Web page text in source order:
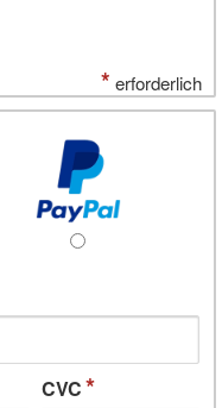
* erforderlich
CVC